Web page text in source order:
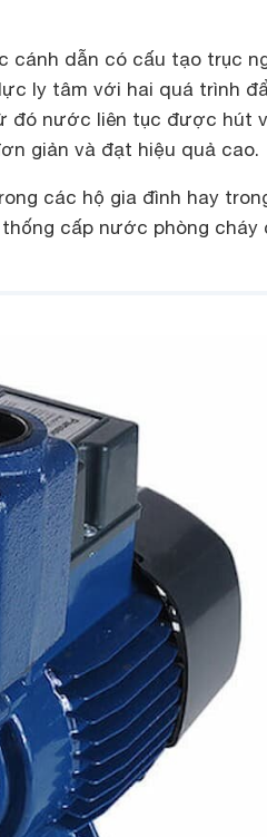
cánh dẫn có cấu tạo trục
ly tâm với hai quá trình
đó nước liên tục được hút
giản và đạt hiệu quả cao.
các hộ gia đình hay
cấp nước phòng cháy